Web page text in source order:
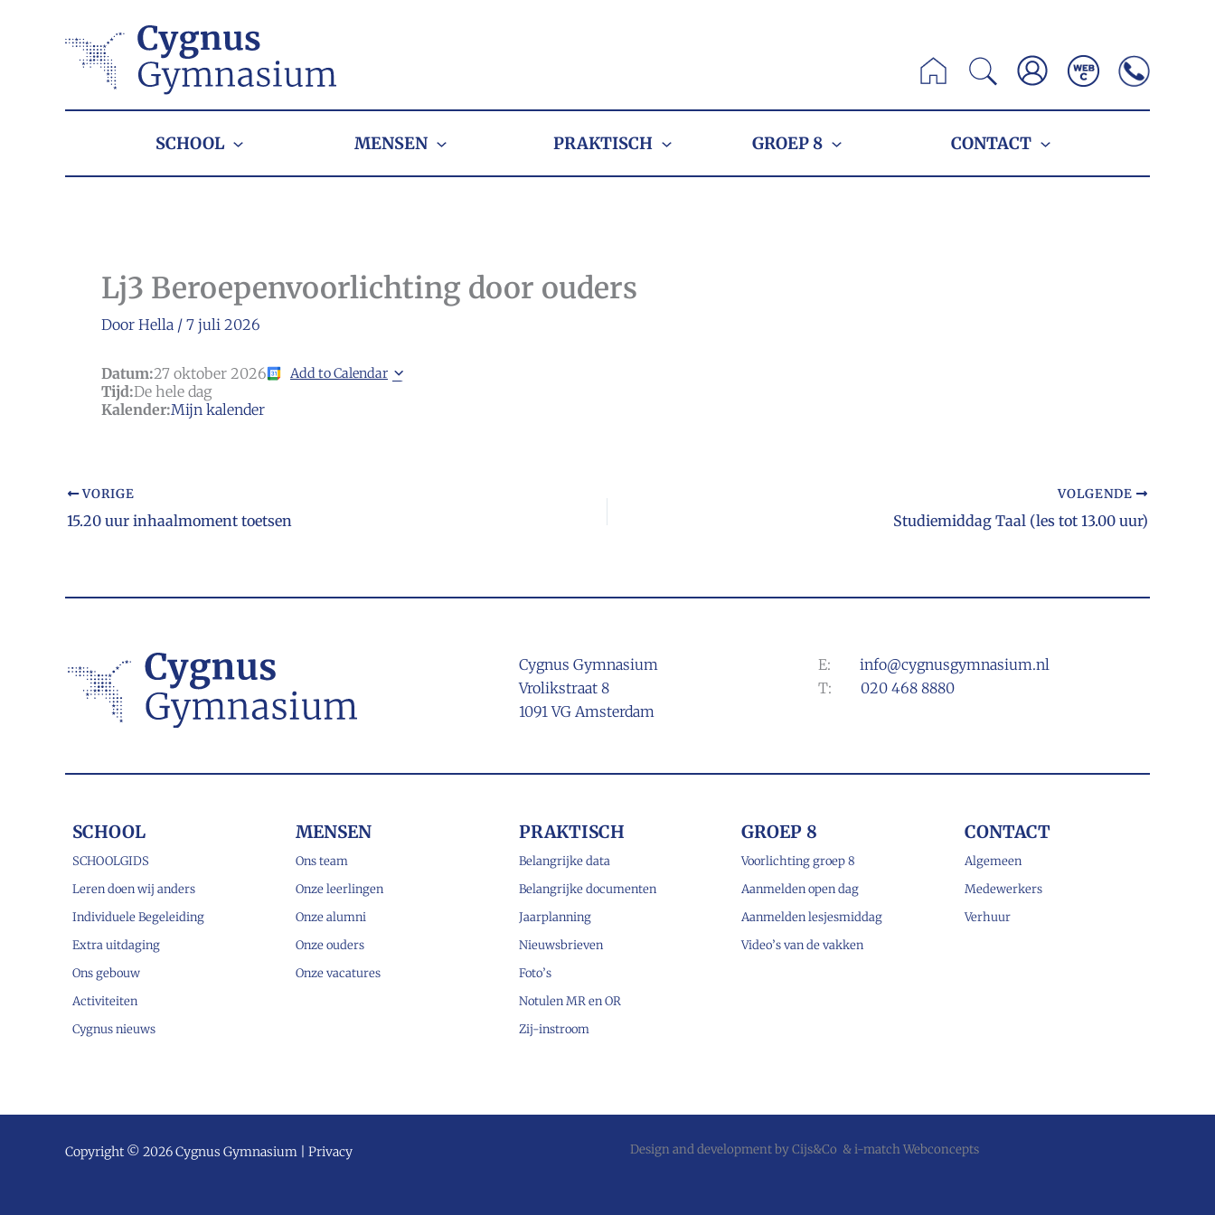
Zoeken
SCHOOL MENSEN PRAKTISCH GROEP 8 CONTACT
Lj3 Beroepenvoorlichting door ouders
Door Hella / 7 juli 2026
Datum:27 oktober 2026 Add to Calendar
Tijd:De hele dag
Kalender:Mijn kalender
VORIGE
15.20 uur inhaalmoment toetsen
VOLGENDE
Studiemiddag Taal (les tot 13.00 uur)
Cygnus Gymnasium
Vrolikstraat 8
1091 VG Amsterdam
E:info@cygnusgymnasium.nl
T: 020 468 8880
SCHOOL
SCHOOLGIDS
Leren doen wij anders
Individuele Begeleiding
Extra uitdaging
Ons gebouw
Activiteiten
Cygnus nieuws
MENSEN
Ons team
Onze leerlingen
Onze alumni
Onze ouders
Onze vacatures
PRAKTISCH
Belangrijke data
Belangrijke documenten
Jaarplanning
Nieuwsbrieven
Foto’s
Notulen MR en OR
Zij-instroom
GROEP 8
Voorlichting groep 8
Aanmelden open dag
Aanmelden lesjesmiddag
Video’s van de vakken
CONTACT
Algemeen
Medewerkers
Verhuur
Copyright © 2026 Cygnus Gymnasium | Privacy Design and development by Cijs&Co &i-match Webconcepts